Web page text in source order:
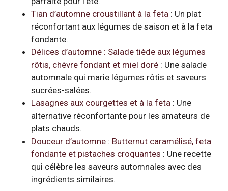
Tian d’automne croustillant à la feta : Un plat
réconfortant aux légumes de saison et à la feta
fondante.
Délices d’automne : Salade tiède aux légumes
rôtis, chèvre fondant et miel doré : Une salade
automnale qui marie légumes rôtis et saveurs
sucrées-salées.
Lasagnes aux courgettes et à la feta : Une
alternative réconfortante pour les amateurs de
plats chauds.
Douceur d’automne : Butternut caramélisé, feta
fondante et pistaches croquantes : Une recette
qui célèbre les saveurs automnales avec des
ingrédients similaires.